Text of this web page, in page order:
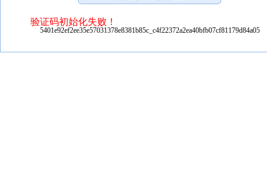
验证码初始化失败！
5401e92ef2ee35e57031378e8381b85c_c4f22372a2ea40bfb07cf81179d84a05